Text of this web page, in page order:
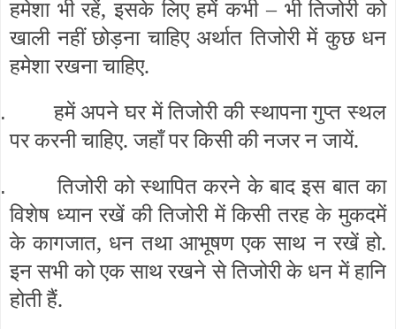
हमेशा भी रहें, इसके लिए हमें कभी – भी तिजोरी को
खाली नहीं छोड़ना चाहिए अर्थात तिजोरी में कुछ धन
हमेशा रखना चाहिए.
हमें अपने घर में तिजोरी की स्थापना गुप्त स्थल
पर करनी चाहिए. जहाँ पर किसी की नजर न जायें.
तिजोरी को स्थापित करने के बाद इस बात का
विशेष ध्यान रखें की तिजोरी में किसी तरह के मुकदमें
के कागजात, धन तथा आभूषण एक साथ न रखें हो.
इन सभी को एक साथ रखने से तिजोरी के धन में हानि
होती हैं.